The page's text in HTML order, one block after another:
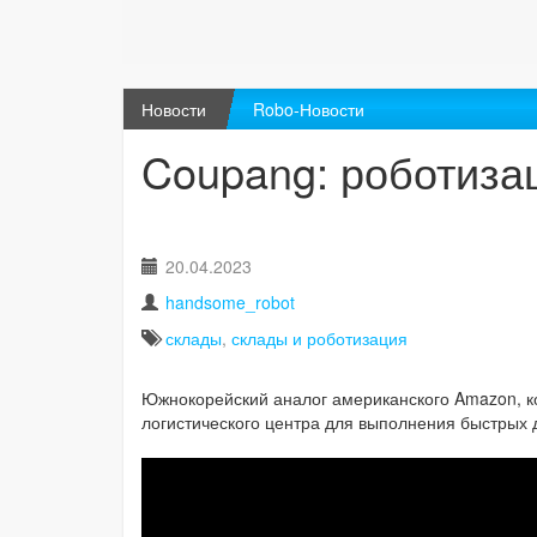
Новости Robo-Новости
Coupang:
20.04.2023
handsome_robot
склады, склады и роботизация
Южнокорейский аналог американского Amazon,
логистического центра для выполнения